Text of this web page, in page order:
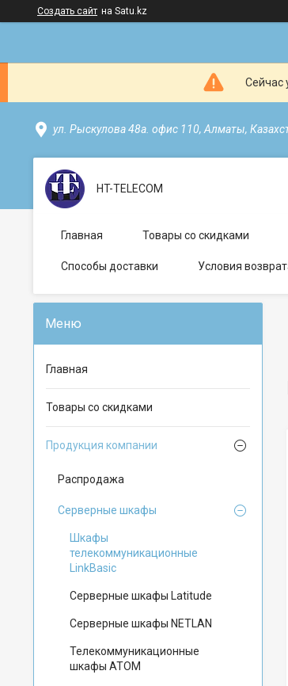
Создать сайт на Satu.kz
Сейчас
ул. Рыскулова 48а. офис 110, Алматы,
HT-TELECOM
Главная Товары со скидками
Способы доставки Условия
Главная
Товары со скидками
Продукция компании
Распродажа
Серверные шкафы
Шкафы
телекоммуникационные
LinkBasic
Серверные шкафы Latitude
Серверные шкафы NETLAN
Телекоммуникационные
шкафы ATOM